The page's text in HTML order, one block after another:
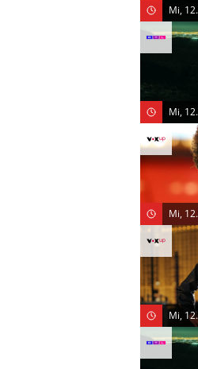
Mi,
Mi,
Mi,
Mi,